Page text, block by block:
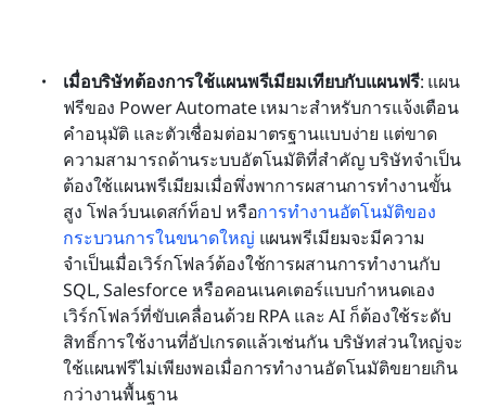
เมื่อบริษัทต้องการใช้แผนพรีเมียมเทียบกับแผนฟรี: แผน
ฟรีของ Power Automate เหมาะสำหรับการแจ้งเตือน
คำอนุมัติ และตัวเชื่อมต่อมาตรฐานแบบง่าย แต่ขาด
ความสามารถด้านระบบอัตโนมัติที่สำคัญ บริษัทจำเป็น
ต้องใช้แผนพรีเมียมเมื่อพึ่งพาการผสานการทำงานขั้น
สูง โฟลว์บนเดสก์ท็อป หรือการทำงานอัตโนมัติของ
กระบวนการในขนาดใหญ่ แผนพรีเมียมจะมีความ
จำเป็นเมื่อเวิร์กโฟลว์ต้องใช้การผสานการทำงานกับ
SQL, Salesforce หรือคอนเนคเตอร์แบบกำหนดเอง
เวิร์กโฟลว์ที่ขับเคลื่อนด้วย RPA และ AI ก็ต้องใช้ระดับ
สิทธิ์การใช้งานที่อัปเกรดแล้วเช่นกัน บริษัทส่วนใหญ่จะ
ใช้แผนฟรีไม่เพียงพอเมื่อการทำงานอัตโนมัติขยายเกิน
กว่างานพื้นฐาน